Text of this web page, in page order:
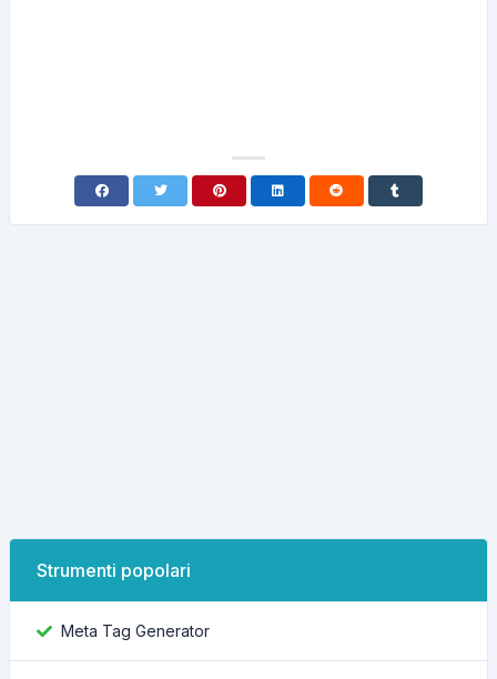
Strumenti popolari
Meta Tag Generator